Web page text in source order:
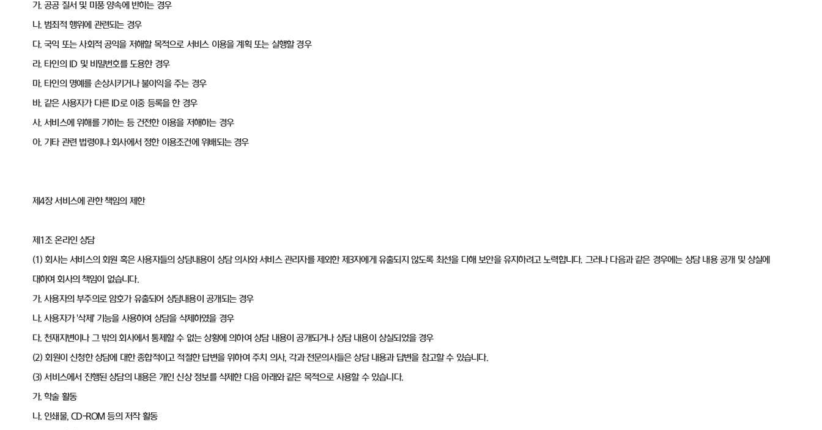
가. 공공 질서 및 미풍 양속에 반하는 경우
나. 범죄적 행위에 관련되는 경우
다. 국익 또는 사회적 공익을 저해할 목적으로 서비스 이용을 계획 또는 실행할 경우
라. 타인의 ID 및 비밀번호를 도용한 경우
마. 타인의 명예를 손상시키거나 불이익을 주는 경우
바. 같은 사용자가 다른 ID로 이중 등록을 한 경우
사. 서비스에 위해를 가하는 등 건전한 이용을 저해하는 경우
아. 기타 관련 법령이나 회사에서 정한 이용조건에 위배되는 경우
제4장 서비스에 관한 책임의 제한
제1조 온라인 상담
(1) 회사는 서비스의 회원 혹은 사용자들의 상담내용이 상담 의사와 서비스 관리자를 제외한 제3자에게 유출되지 않도록 최선을 다해 보안을 유지하려고 노력합니다. 그러나 다음과 같은 경우에는 상담 내용 공개 및 상실에
대하여 회사의 책임이 없습니다.
가. 사용자의 부주의로 암호가 유출되어 상담내용이 공개되는 경우
나. 사용자가 '삭제' 기능을 사용하여 상담을 삭제하였을 경우
다. 천재지변이나 그 밖의 회사에서 통제할 수 없는 상황에 의하여 상담 내용이 공개되거나 상담 내용이 상실되었을 경우
(2) 회원이 신청한 상담에 대한 종합적이고 적절한 답변을 위하여 주치 의사, 각과 전문의사들은 상담 내용과 답변을 참고할 수 있습니다.
(3) 서비스에서 진행된 상담의 내용은 개인 신상 정보를 삭제한 다음 아래와 같은 목적으로 사용할 수 있습니다.
가. 학술 활동
나. 인쇄물, CD-ROM 등의 저작 활동